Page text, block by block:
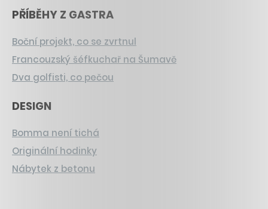
PŘÍBĚHY Z GASTRA
Boční projekt, co se zvrtnul
Francouzský šéfkuchař na Šumavě
Dva golfisti, co pečou
DESIGN
Bomma není tichá
Originální hodinky
Nábytek z betonu